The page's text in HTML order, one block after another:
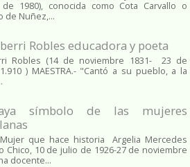
1980), conocida como Cota Carvallo o
de Nuñez,...
Robles educadora y poeta
Robles (14 de noviembre 1831- 23 de
) MAESTRA.- "Cantó a su pueblo, a la
símbolo de las mujeres
que hace historia Argelia Mercedes
Chico, 10 de julio de 1926-27 de noviembre
docente...